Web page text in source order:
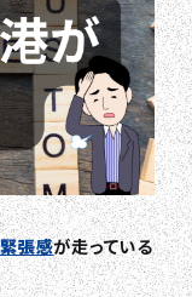
緊張感が走っている